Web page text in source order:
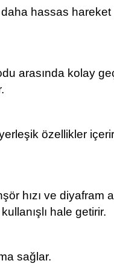
daha hassas
arasında kolay
özellikler içerir,
hızı ve diyafram
hale getirir.
sağlar.